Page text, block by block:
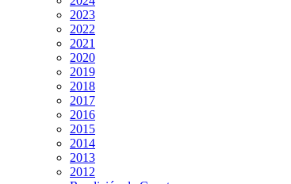
2023
2022
2021
2020
2019
2018
2017
2016
2015
2014
2013
2012